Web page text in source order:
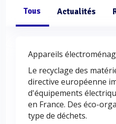
Tous Actualités
Appareils
Le recyclage des
directive européenne
d'équipements
en France. Des éco-
type de déchets.